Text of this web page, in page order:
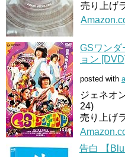
売り上げ
GSワンダ
ョン [DVD]
posted with
ジェネオ
24)
売り上げ
告白 【